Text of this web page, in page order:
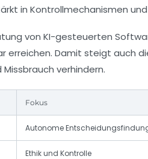
in Kontrollmechanismen
von KI-gesteuerten
erreichen. Damit steigt auch
verhindern.
Fokus
Autonome
Ethik und Kontrolle